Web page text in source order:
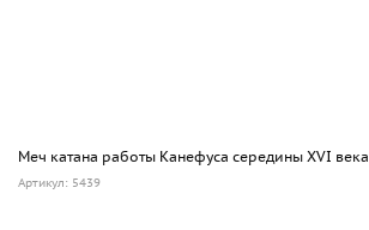
Меч катана работы Канефуса середины XVI века
Артикул: 5439